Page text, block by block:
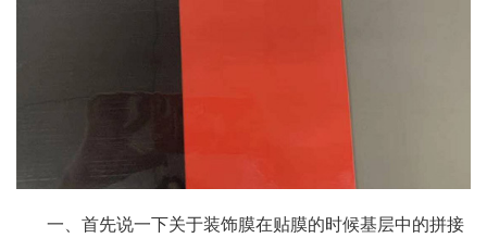
一、首先说一下关于装饰膜在贴膜的时候基层中的拼接